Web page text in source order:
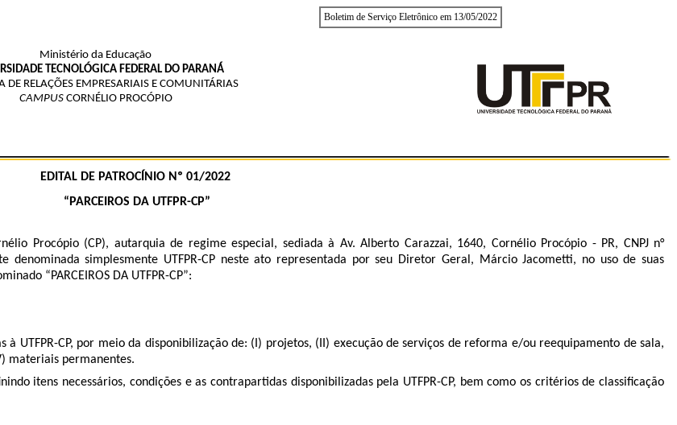
Boletim de Serviço Eletrônico em 13/05/2022
Ministério da Educação
TECNOLÓGICA FEDERAL DO PARANÁ
DE RELAÇÕES EMPRESARIAIS E COMUNITÁRIAS
CAMPUSCORNÉLIO PROCÓPIO
EDITAL DE PATROCÍNIO Nº 01/2022
“PARCEIROS DA UTFPR-CP”
Procópio (CP), autarquia de regime especial, sediada à Av. Alberto Carazzai, 1640, Cornélio Procópio - PR, CNPJ n°
simplesmente UTFPR-CP neste ato representada por seu Diretor Geral, Márcio Jacometti, no uso de suas
“PARCEIROS DA UTFPR-CP”:
UTFPR-CP, por meio da disponibilização de: (I) projetos, (II) execução de serviços de reforma e/ou reequipamento de sala,
materiais permanentes.
itens necessários, condições e as contrapartidas disponibilizadas pela UTFPR-CP, bem como os critérios de classificação